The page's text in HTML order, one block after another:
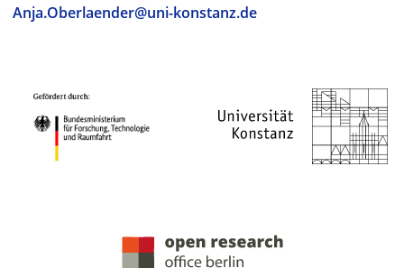
Anja.Oberlaender@uni-konstanz.de